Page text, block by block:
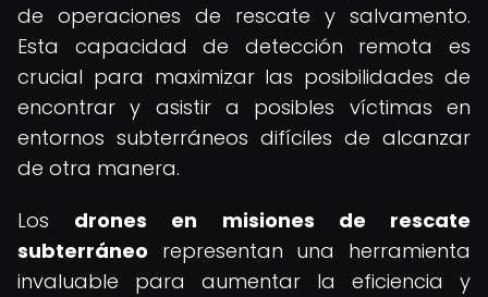
de operaciones de rescate y salvamento.
Esta capacidad de detección remota es
crucial para maximizar las posibilidades de
encontrar y asistir a posibles víctimas en
entornos subterráneos difíciles de alcanzar
de otra manera.
Los drones en misiones de rescate
subterráneo representan una herramienta
invaluable para aumentar la eficiencia y